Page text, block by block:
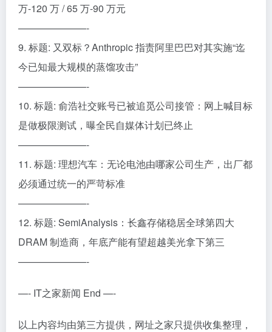
万-120 万 / 65 万-90 万元
———————-
9. 标题: 又双标？Anthropic 指责阿里巴巴对其实施“迄
今已知最大规模的蒸馏攻击”
———————-
10. 标题: 俞浩社交账号已被追觅公司接管：网上喊目标
是做极限测试，曝全民自媒体计划已终止
———————-
11. 标题: 理想汽车：无论电池由哪家公司生产，出厂都
必须通过统一的严苛标准
———————-
12. 标题: SemiAnalysis：长鑫存储稳居全球第四大
DRAM 制造商，年底产能有望超越美光拿下第三
———————-
—- IT之家新闻 End —-
以上内容均由第三方提供，网址之家只提供收集整理，